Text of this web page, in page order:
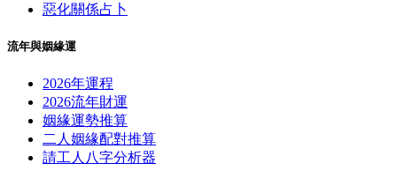
惡化關係占卜
流年與姻緣運
2026年運程
2026流年財運
姻緣運勢推算
二人姻緣配對推算
請工人八字分析器